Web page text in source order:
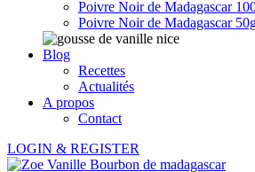
Poivre Noir de Madagascar
Poivre Noir de Madagascar
Blog
Recettes
Actualités
A propos
Contact
LOGIN & REGISTER